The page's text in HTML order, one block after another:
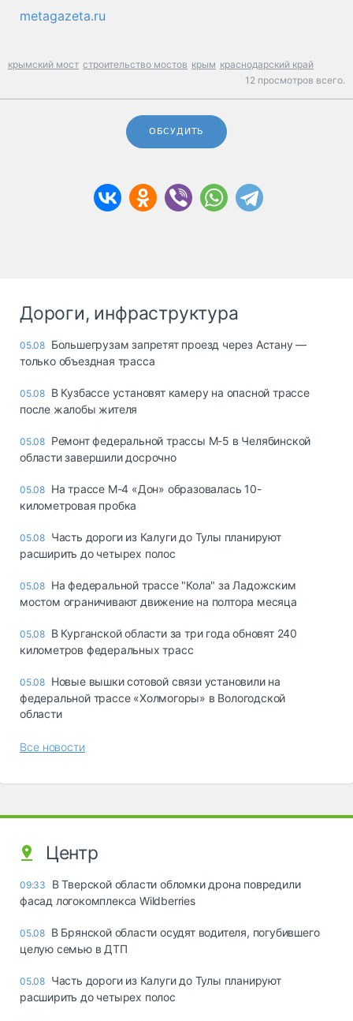
metagazeta.ru
крымский мост строительство мостов крым краснодарский край
12 просмотров всего.
ОБСУДИТЬ
Дороги, инфраструктура
05.08 Большегрузам запретят проезд через Астану —
только объездная трасса
05.08 В Кузбассе установят камеру на опасной трассе
после жалобы жителя
05.08 Ремонт федеральной трассы М-5 в Челябинской
области завершили досрочно
05.08 На трассе М-4 «Дон» образовалась 10-
километровая пробка
05.08 Часть дороги из Калуги до Тулы планируют
расширить до четырех полос
05.08 На федеральной трассе "Кола" за Ладожским
мостом ограничивают движение на полтора месяца
05.08 В Курганской области за три года обновят 240
километров федеральных трасс
05.08 Новые вышки сотовой связи установили на
федеральной трассе «Холмогоры» в Вологодской
области
Все новости
Центр
09:33
В Тверской области обломки дрона повредили
фасад логокомплекса Wildberries
05.08 В Брянской области осудят водителя, погубившего
целую семью в ДТП
05.08 Часть дороги из Калуги до Тулы планируют
расширить до четырех полос